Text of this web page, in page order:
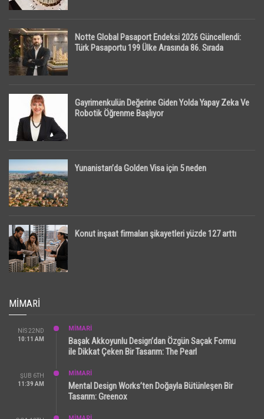
Notte Global Pasaport Endeksi 2026 Güncellendi:
Türk Pasaportu 199 Ülke Arasında 86. Sırada
Gayrimenkulün Değerine Giden Yolda Yapay Zeka Ve
Robotik Öğrenme Başlıyor
Yunanistan’da Golden Visa için 5 neden
Konut inşaat firmaları şikayetleri yüzde 127 arttı
MIMARI
NIS 22ND
10:11 AM
MİMARİ
Başak Akkoyunlu Design’dan Özgün Saçak Formu
ile Dikkat Çeken Bir Tasarım: The Pearl
ŞUB 6TH
11:39 AM
MİMARİ
Mental Design Works’ten Doğayla Bütünleşen Bir
Tasarım: Greenox